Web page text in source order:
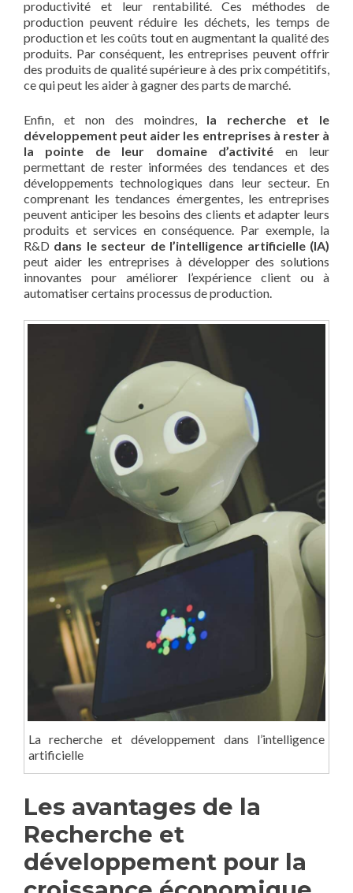
productivité et leur rentabilité. Ces méthodes de
production peuvent réduire les déchets, les temps de
production et les coûts tout en augmentant la qualité des
produits. Par conséquent, les entreprises peuvent offrir
des produits de qualité supérieure à des prix compétitifs,
ce qui peut les aider à gagner des parts de marché.
Enfin, et non des moindres, la recherche et le
développement peut aider les entreprises à rester à
la pointe de leur domaine d’activité en leur
permettant de rester informées des tendances et des
développements technologiques dans leur secteur. En
comprenant les tendances émergentes, les entreprises
peuvent anticiper les besoins des clients et adapter leurs
produits et services en conséquence. Par exemple, la
R&D dans le secteur de l’intelligence artificielle (IA)
peut aider les entreprises à développer des solutions
innovantes pour améliorer l’expérience client ou à
automatiser certains processus de production.
La recherche et développement dans l’intelligence
artificielle
Les avantages de la
Recherche et
développement pour la